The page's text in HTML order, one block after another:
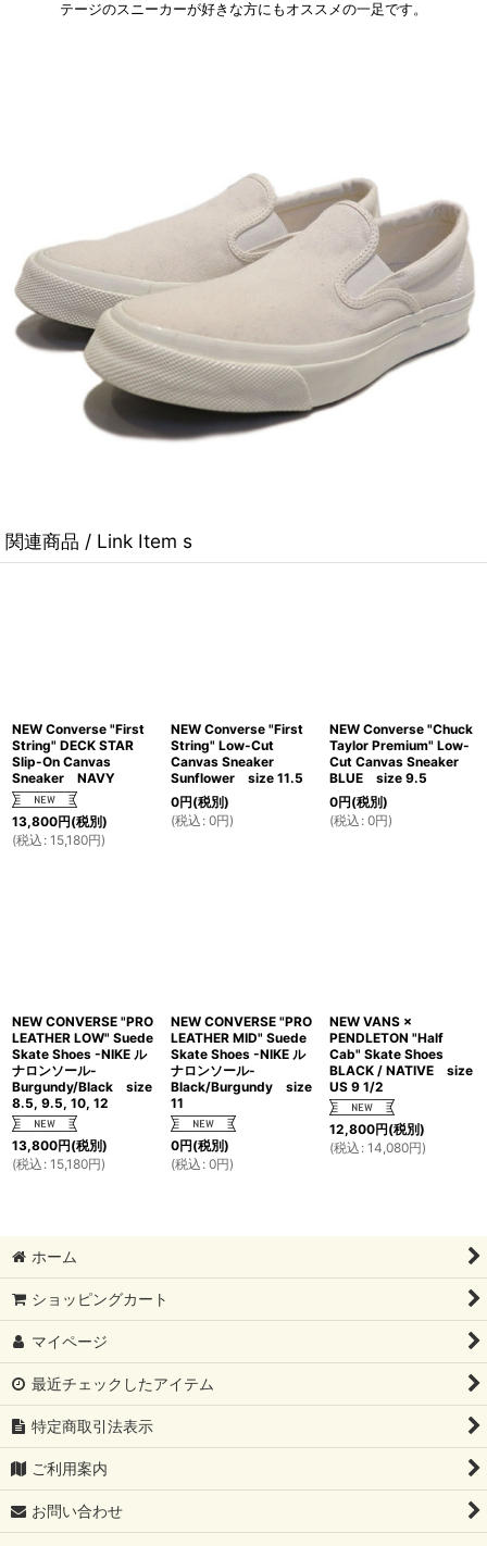
テージのスニーカーが好きな方にもオススメの一足です。
関連商品 / Link Item s
NEW Converse "First
String" DECK STAR
Slip-On Canvas
Sneaker NAVY
13,800円(税別)
(税込 : 15,180円)
NEW Converse "First
String" Low-Cut
Canvas Sneaker
Sunflower size 11.5
0円(税別)
(税込 : 0円)
NEW Converse "Chuck
Taylor Premium" Low-
Cut Canvas Sneaker
BLUE size 9.5
0円(税別)
(税込 : 0円)
NEW CONVERSE "PRO
LEATHER LOW" Suede
Skate Shoes -NIKE ル
ナロンソール-
Burgundy/Black size
8.5, 9.5, 10, 12
13,800円(税別)
(税込 : 15,180円)
NEW CONVERSE "PRO
LEATHER MID" Suede
Skate Shoes -NIKE ル
ナロンソール-
Black/Burgundy size
11
0円(税別)
(税込 : 0円)
NEW VANS ×
PENDLETON "Half
Cab" Skate Shoes
BLACK / NATIVE size
US 9 1/2
12,800円(税別)
(税込 : 14,080円)
ホーム
ショッピングカート
マイページ
最近チェックしたアイテム
特定商取引法表示
ご利用案内
お問い合わせ